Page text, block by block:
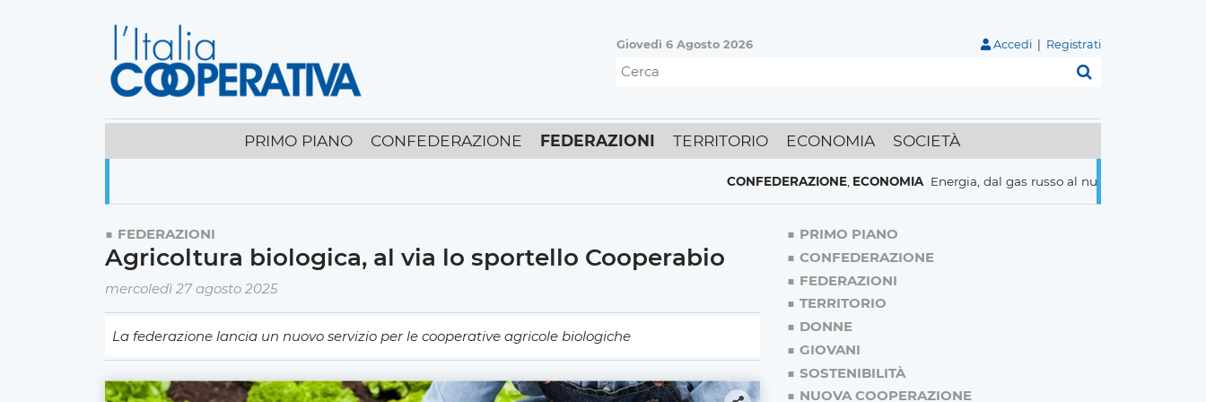
Giovedì 6 Agosto 2026 Accedi Registrati
PRIMO PIANO CONFEDERAZIONE FEDERAZIONI TERRITORIO ECONOMIA SOCIETÀ
CONFEDERAZIONE,ECONOMIA Energia, dal gas russo al nucleare italiani pronti a
FEDERAZIONI
Agricoltura biologica, al via lo sportello Cooperabio
mercoledì 27 agosto 2025
La federazione lancia un nuovo servizio per le cooperative agricole biologiche
PRIMO PIANO
CONFEDERAZIONE
FEDERAZIONI
TERRITORIO
DONNE
GIOVANI
SOSTENIBILITÀ
NUOVA COOPERAZIONE